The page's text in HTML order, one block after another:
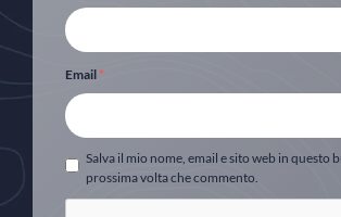
Email*
Salva il mio nome, email e sito web in questo
prossima volta che commento.